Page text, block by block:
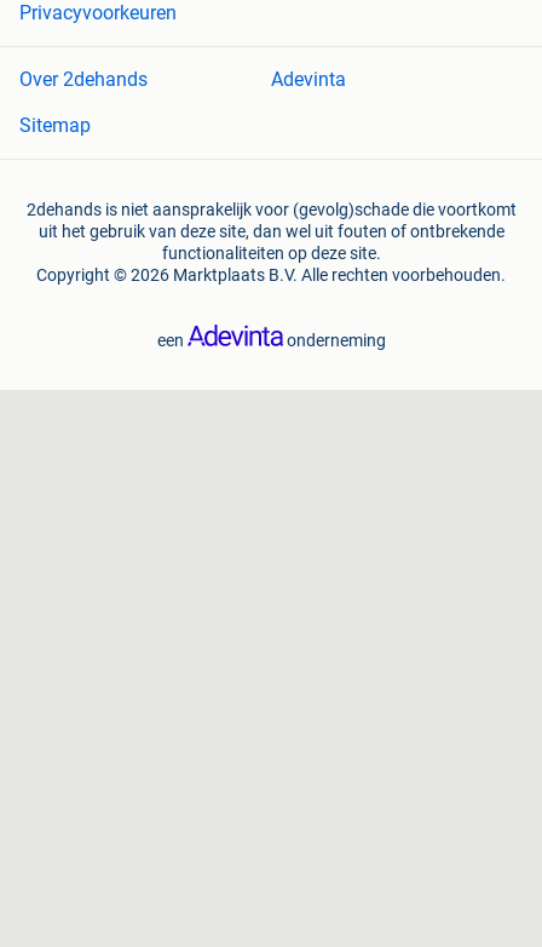
Privacyvoorkeuren
Over 2dehands
Adevinta
Sitemap
2dehands is niet aansprakelijk voor (gevolg)schade die voortkomt
uit het gebruik van deze site, dan wel uit fouten of ontbrekende
functionaliteiten op deze site.
Copyright © 2026 Marktplaats B.V. Alle rechten voorbehouden.
een onderneming